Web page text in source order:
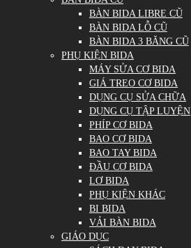
BÀN BIDA LIBRE CŨ
BÀN BIDA LỖ CŨ
BÀN BIDA 3 BĂNG CŨ
PHỤ KIỆN BIDA
MÁY SỬA CƠ BIDA
GIÁ TREO CƠ BIDA
DỤNG CỤ SỬA CHỮA
DỤNG CỤ TẬP LUYỆN
PHÍP CƠ BIDA
BAO CƠ BIDA
BAO TAY BIDA
ĐẦU CƠ BIDA
LƠ BIDA
PHỤ KIỆN KHÁC
BI BIDA
VẢI BÀN BIDA
GIÁO DỤC